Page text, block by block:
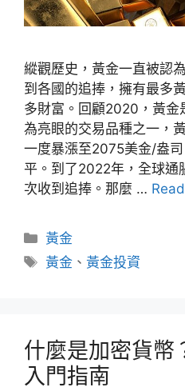
縱觀歷史，黃金一直被認
到各國的追捧，擁有最多
多財富。回顧2020，黃金
為亮眼的交易品種之一，
一度暴漲至2075美金/盎
平。到了2022年，全球通
次收到追捧。那麼 …
分
類
黃金
標
黃金 、黃金投資
什麼是加密貨幣
入門指南